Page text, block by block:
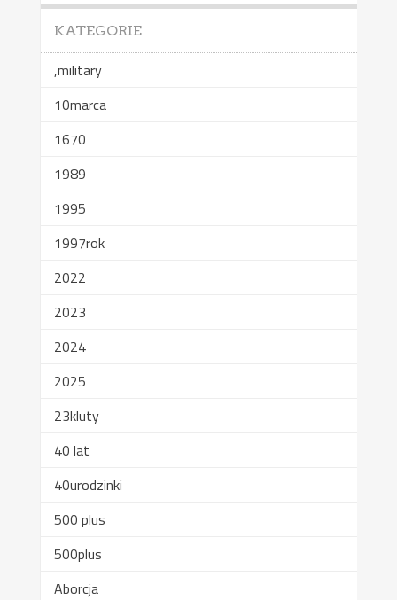
KATEGORIE
,military
10marca
1670
1989
1995
1997rok
2022
2023
2024
2025
23kluty
40 lat
40urodzinki
500 plus
500plus
Aborcja